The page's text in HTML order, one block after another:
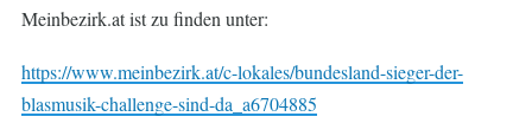
Meinbezirk.at ist zu finden unter:
https://www.meinbezirk.at/c-lokales/bundesland-sieger-der-
blasmusik-challenge-sind-da_a6704885